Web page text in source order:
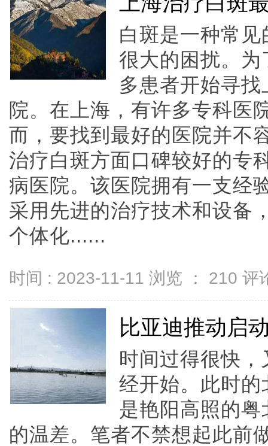
白斑是一种常
很大的困扰。
多患者开始寻
院。在上海，有许多专科医
而，要找到最好的医院并不
治疗白斑方面口碑较好的专
病医院。该医院拥有一支经
采用先进的治疗技术和设备
个体化......
时间 : 2023-11-11 浏览 ： 210 评
比亚迪推动启
时间过得很快
经开始。此时
是艳阳高照的
的温差。笔者不禁想起此前